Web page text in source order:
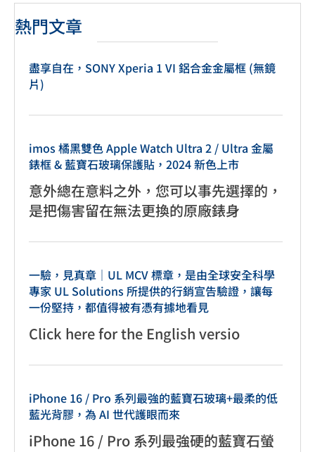
熱門文章
盡享自在，SONY Xperia 1 VI 鋁合金金屬框 (無鏡
片)
imos 橘黑雙色 Apple Watch Ultra 2 / Ultra 金屬
錶框 & 藍寶石玻璃保護貼，2024 新色上市
意外總在意料之外，您可以事先選擇的，
是把傷害留在無法更換的原廠錶身
一驗，見真章｜UL MCV 標章，是由全球安全科學
專家 UL Solutions 所提供的行銷宣告驗證，讓每
一份堅持，都值得被有憑有據地看見
Click here for the English versio
iPhone 16 / Pro 系列最強的藍寶石玻璃+最柔的低
藍光背膠，為 AI 世代護眼而來
iPhone 16 / Pro 系列最強硬的藍寶石螢